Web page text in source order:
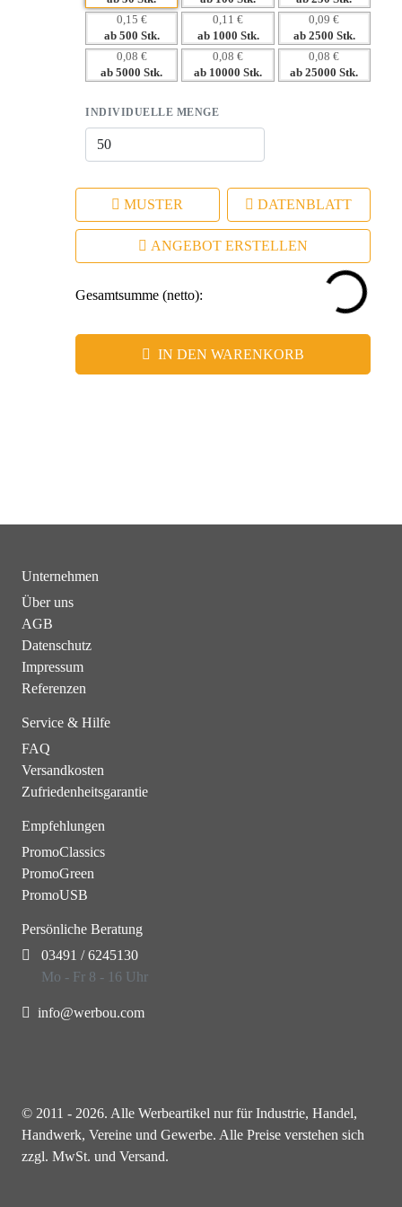
0,15 €
ab 500 Stk.
0,11 €
ab 1000 Stk.
0,09 €
ab 2500 Stk.
0,08 €
ab 5000 Stk.
0,08 €
ab 10000 Stk.
0,08 €
ab 25000 Stk.
INDIVIDUELLE MENGE
MUSTER DATENBLATT
ANGEBOT ERSTELLEN
Gesamtsumme (netto):
IN DEN WARENKORB
Unternehmen
Über uns
AGB
Datenschutz
Impressum
Referenzen
Service & Hilfe
FAQ
Versandkosten
Zufriedenheitsgarantie
Empfehlungen
PromoClassics
PromoGreen
PromoUSB
Persönliche Beratung
03491 / 6245130
Mo - Fr 8 - 16 Uhr
info@werbou.com
© 2011 - 2026. Alle Werbeartikel nur für Industrie, Handel,
Handwerk, Vereine und Gewerbe. Alle Preise verstehen sich
zzgl. MwSt. und Versand.